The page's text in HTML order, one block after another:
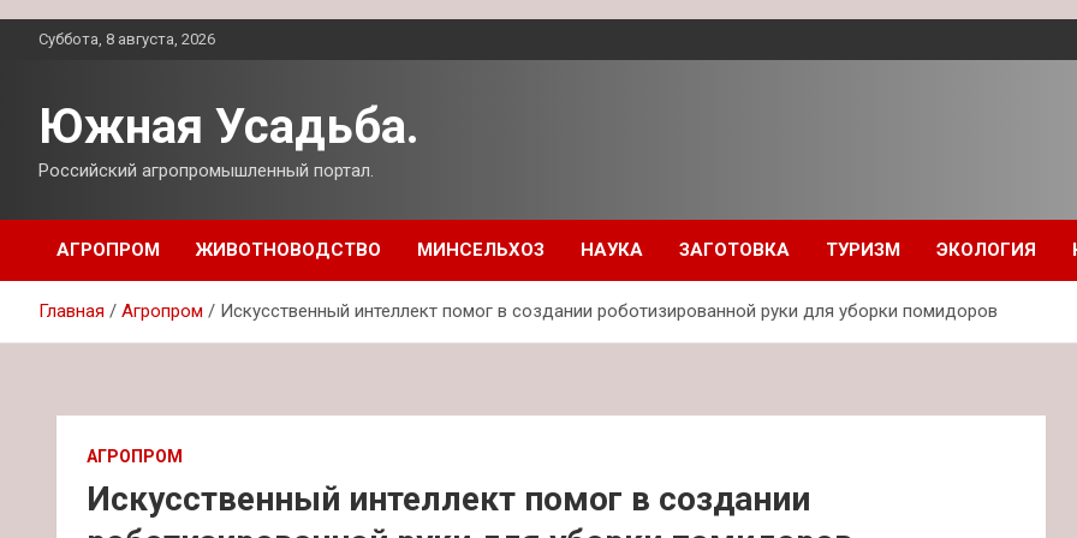
ПерейтиСуббота, 8 августа, 2026
Южная Усадьба.
Российский агропромышленный портал.
АГРОПРОМ ЖИВОТНОВОДСТВО МИНСЕЛЬХОЗ НАУКА ЗАГОТОВКА ТУРИЗМ ЭКОЛОГИЯ
Главная Агропром Искусственный интеллект помог в создании роботизированной руки для уборки помидоров
АГРОПРОМ
Искусственный интеллект помог в создании